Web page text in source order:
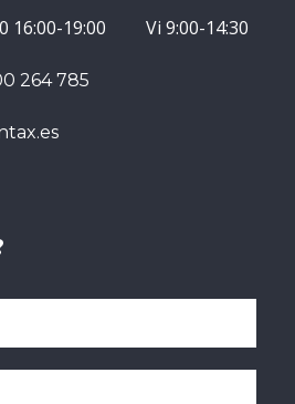
16:00-19:00 Vi 9:00-14:30
264 785